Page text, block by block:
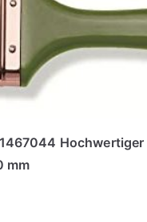
Hochwertiger
mm